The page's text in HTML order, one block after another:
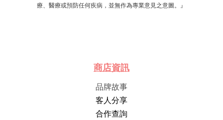
療、醫療或預防任何疾病，並無作為專業意見之意圖。』
商店資訊
品牌故事
客人分享
合作查詢